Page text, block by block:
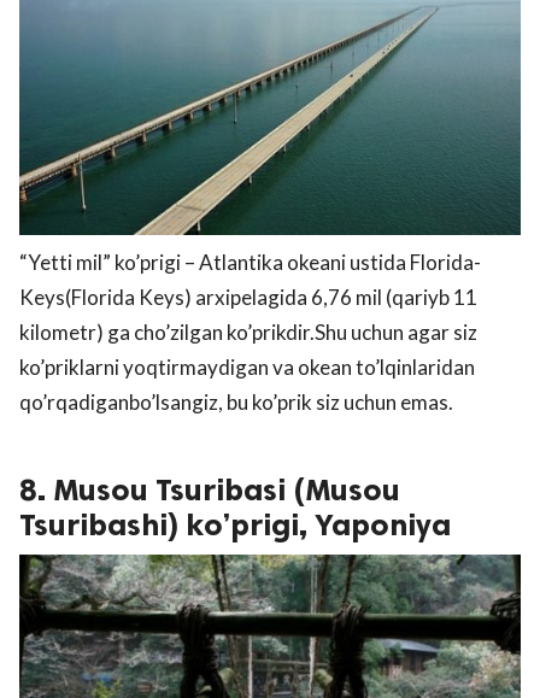
“Yetti mil” ko’prigi – Atlantika okeani ustida Florida-
Keys(Florida Keys) arxipelagida 6,76 mil (qariyb 11
kilometr) ga cho’zilgan ko’prikdir.Shu uchun agar siz
ko’priklarni yoqtirmaydigan va okean to’lqinlaridan
qo’rqadiganbo’lsangiz, bu ko’prik siz uchun emas.
8. Musou Tsuribasi (Musou
Tsuribashi) ko’prigi, Yaponiya